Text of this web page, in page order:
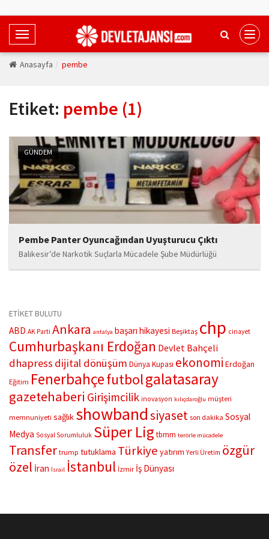
T
o
g
e
a
v
i
g
a
t
i
o
n
Anasayfa pembe
Etiket: pembe (1)
GÜNDEM
Pembe Panter Oyuncağından Uyuşturucu Çıktı
Balıkesir’de Narkotik Suçlarla Mücadele Şube Müdürlüğü
ekiplerinin düzenlediği uyuşturucu operasyonunda dikkat çeken
ETİKET BULUTU
ABD AK Parti Ankara antalya başarı hikayesi Beşiktaş chp cinayet
Cumhurbaşkanı Erdoğan Devlet Bahçeli
dhapress dijital dönüşüm Dünya Kupası ekonomi Erdoğan
Eğitim Fenerbahçefutbolgalatasaray
gazetehaberi Girişimcilik inovasyon kılıçdaroğlu müşteri
memnuniyeti sağlık showbandsiyaset son dakika Sosyal
Medya Sosyal Sorumluluk Süper Lig tbmm terörle mücadele
Transfer trump tutuklama Türkiye yatırım Yerli Üretim özgür
özel İran İsrail İstanbul İzmir İş Dünyası